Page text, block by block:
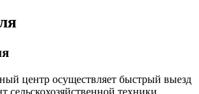
центр осуществляет быстрый выезд
сельскохозяйственной техники